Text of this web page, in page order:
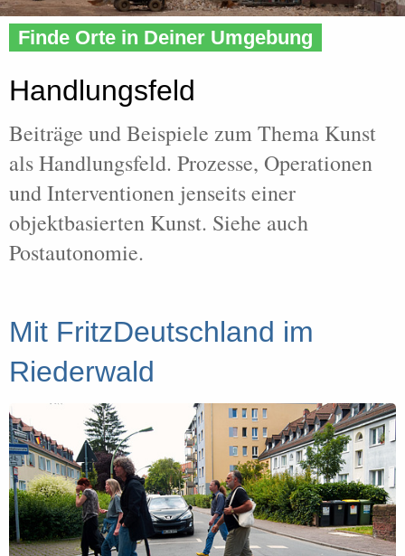
Finde Orte in Deiner Umgebung
Handlungsfeld
Beiträge und Beispiele zum Thema Kunst
als Handlungsfeld. Prozesse, Operationen
und Interventionen jenseits einer
objektbasierten Kunst. Siehe auch
Postautonomie.
Mit FritzDeutschland im
Riederwald
Recent Posts